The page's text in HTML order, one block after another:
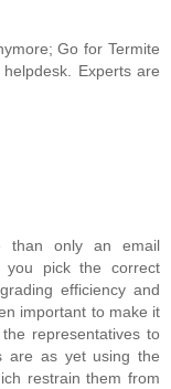
Go for Termite
Experts are
than only an email
pick the correct
efficiency and
important to make it
representatives to
are as yet using the
restrain them from